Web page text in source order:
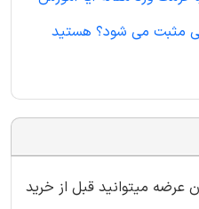
مثبت می شود؟ هستید
عرضه میتوانید قبل از خرید